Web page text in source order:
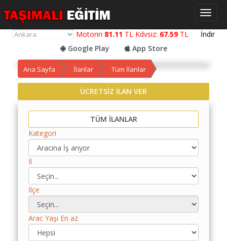
Motorin 81.11 TL Kdvsiz: 67.59TL İndir
Google Play
App Store
Yol
Maliyet
Hesaplama
Yemek
Maliyet
Hesaplama
Kredili
Maliyet
Hesaplama
Ana Sayfa İlanlar Tüm İlanlar
ÜCRETSİZ İLAN VER
TÜM İLANLAR
Kategori
İl
İlçe
Arac Yaşı En az